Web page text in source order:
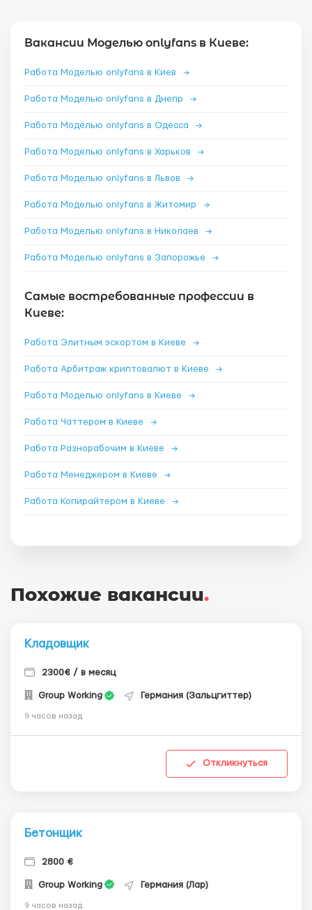
Вакансии Моделью onlyfans в Киеве:
Работа Моделью onlyfans в Киев →
Работа Моделью onlyfans в Днепр →
Работа Моделью onlyfans в Одесса →
Работа Моделью onlyfans в Харьков →
Работа Моделью onlyfans в Львов →
Работа Моделью onlyfans в Житомир →
Работа Моделью onlyfans в Николаев →
Работа Моделью onlyfans в Запорожье →
Самые востребованные профессии в
Киеве:
Работа Элитным эскортом в Киеве →
Работа Арбитраж криптовалют в Киеве →
Работа Моделью onlyfans в Киеве →
Работа Чаттером в Киеве →
Работа Разнорабочим в Киеве →
Работа Менеджером в Киеве →
Работа Копирайтером в Киеве →
Похожие вакансии.
Кладовщик
2300€ / в месяц
Group Working Германия (Зальцгиттер)
9 часов назад
Откликнуться
Бетонщик
2800 €
Group Working Германия (Лар)
9 часов назад